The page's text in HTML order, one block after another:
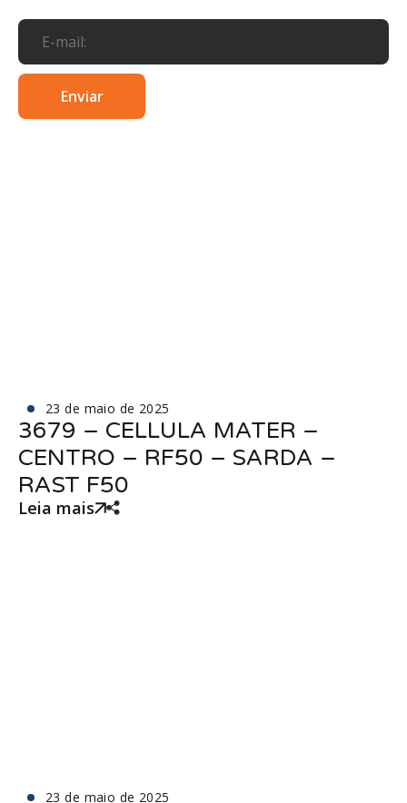
23 de maio de 2025
3679 – CELLULA MATER –
CENTRO – RF50 – SARDA –
RAST F50
Leia mais
23 de maio de 2025